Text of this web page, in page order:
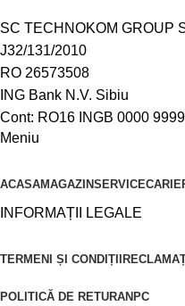
SC TECHNOKOM GROUP
J32/131/2010
RO 26573508
ING Bank N.V. Sibiu
Cont: RO16 INGB 0000
Meniu
ACASAMAGAZINSERVICE
INFORMAȚII LEGALE
TERMENI ȘI CONDIȚII
POLITICĂ DE RETURANPC